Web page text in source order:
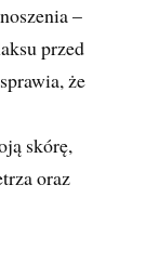
–
przed
że
skórę,
oraz